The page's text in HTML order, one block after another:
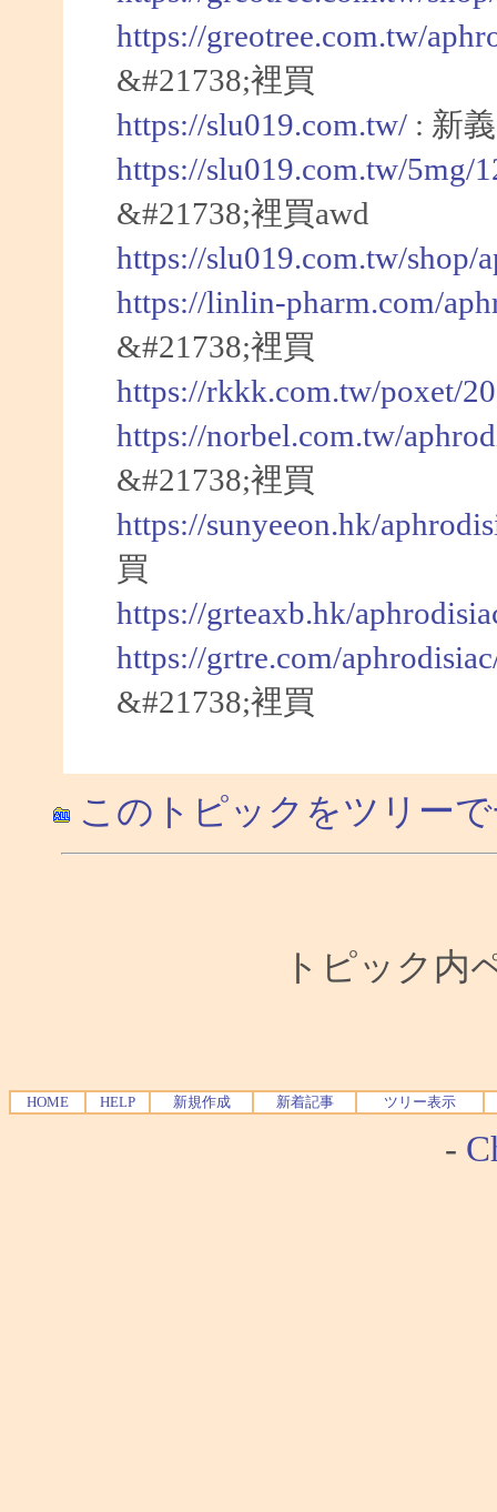
https://greotree.com.tw/
&#21738;裡買
https://slu019.com.tw/: 新
https://slu019.com.tw/5mg/
&#21738;裡買awd
https://slu019.com.tw/shop/
https://linlin-pharm.com/
&#21738;裡買
https://rkkk.com.tw/poxet/
https://norbel.com.tw/
&#21738;裡買
https://sunyeeon.hk/
買
https://grteaxb.hk/
https://grtre.com/
&#21738;裡買
このトピックをツリー
トピック内
HOME HELP 新規作成 新着記事 ツリー表示
-